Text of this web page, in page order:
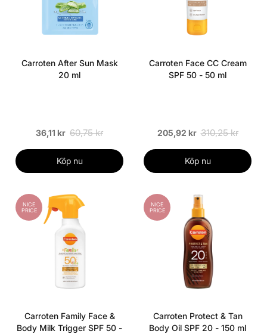
Carroten After Sun Mask
20 ml
36,11 kr 60,75 kr
Köp nu
Carroten Face CC Cream
SPF 50 - 50 ml
205,92 kr 310,25 kr
Köp nu
NICE
PRICE
Carroten Family Face &
Body Milk Trigger SPF 50 -
NICE
PRICE
Carroten Protect & Tan
Body Oil SPF 20 - 150 ml